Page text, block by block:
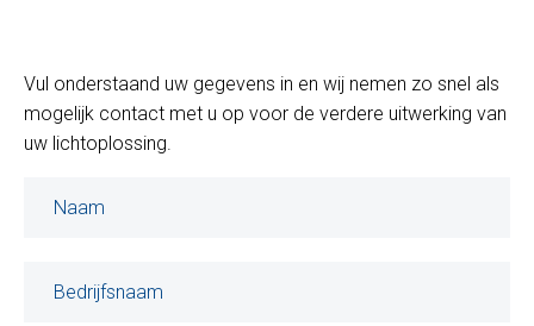
Vul onderstaand uw gegevens in en wij nemen zo snel als
mogelijk contact met u op voor de verdere uitwerking van
uw lichtoplossing.